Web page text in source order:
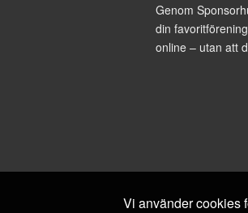
Genom
din
online – utan att
Vi använder cookies